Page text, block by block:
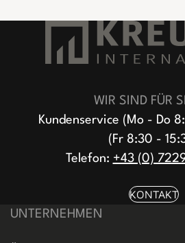
WIR SIND FÜR
Kundenservice (Mo - Do
(Fr 8:30 -
Telefon: +43 (0)
KONTAKT
UNTERNEHMEN